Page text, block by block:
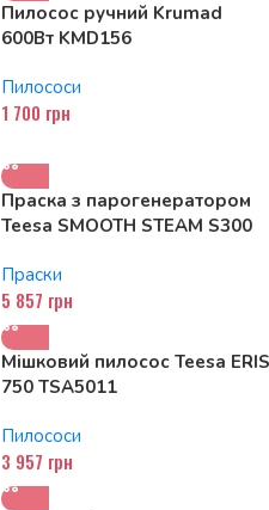
Пилосос ручний Krumad
600Вт KMD156
Пилососи
1 700 грн
Праска з парогенератором
Teesa SMOOTH STEAM S300
Праски
5 857 грн
Мішковий пилосос Teesa ERIS
750 TSA5011
Пилососи
3 957 грн